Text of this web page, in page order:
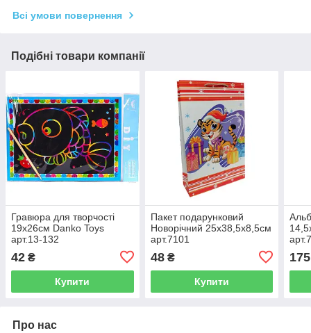
Всі умови повернення
Подібні товари компанії
Гравюра для творчості
19х26см Danko Toys
арт.13-132
42 ₴
Купити
Пакет подарунковий
Новорічний 25х38,5х8,5см
арт.7101
48₴
Купити
175
Про нас